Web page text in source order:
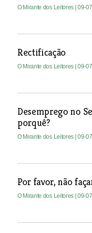
O Mirante dos Leitores | 09-
Rectificação
O Mirante dos Leitores | 09-
Desemprego no
porquê?
O Mirante dos Leitores | 09-
Por favor, não
O Mirante dos Leitores | 09-